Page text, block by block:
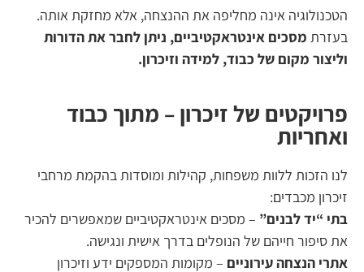
הטכנולוגיה אינה מחליפה את ההנצחה, אלא מחזקת אותה.
בעזרתמסכים אינטראקטיביים, ניתן לחבר את הדורות
וליצור מקום של כבוד, למידה וזיכרון.
פרויקטים של זיכרון – מתוך כבוד
ואחריות
לנו הזכות ללוות משפחות, קהילות ומוסדות בהקמת מרחבי
זיכרון מכבדים:
בתי “יד לבנים”– מסכים אינטראקטיביים שמאפשרים להכיר
את סיפור חייהם של הנופלים בדרך אישית ונגישה.
אתרי הנצחה עירוניים– מקומות המספקים ידע וזיכרון